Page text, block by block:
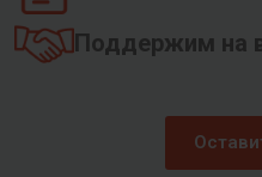
Поддержим на